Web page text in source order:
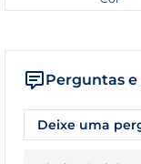
Perguntas
Deixe uma